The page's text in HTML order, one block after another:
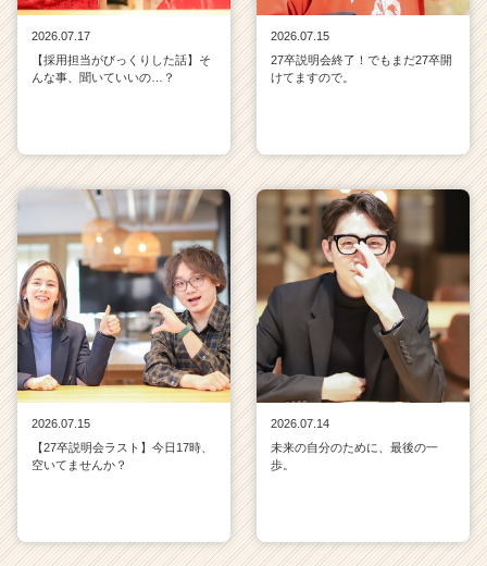
2026.07.17
【採用担当がびっくりした話】そ
んな事、聞いていいの…？
2026.07.15
27卒説明会終了！でもまだ27卒開
けてますので。
2026.07.15
【27卒説明会ラスト】今日17時、
空いてませんか？
2026.07.14
未来の自分のために、最後の一
歩。